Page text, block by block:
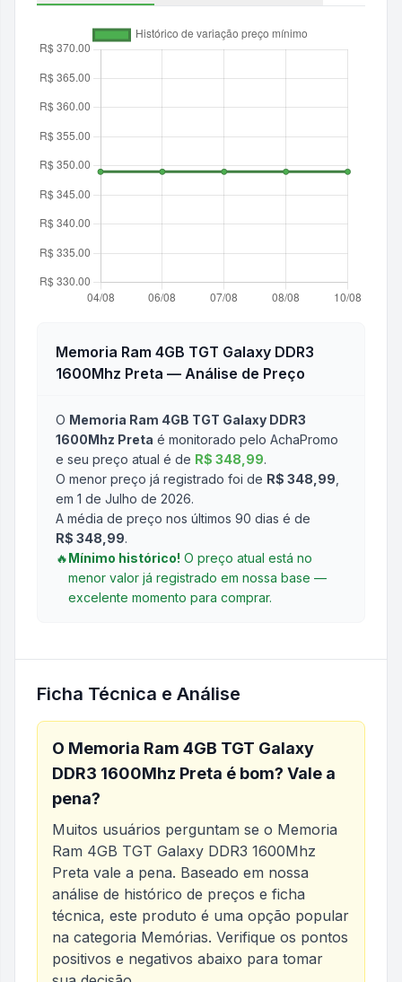
Memoria Ram 4GB TGT Galaxy DDR3
1600Mhz Preta — Análise de Preço
O Memoria Ram 4GB TGT Galaxy DDR3
1600Mhz Preta é monitorado pelo AchaPromo
e seu preço atual é de R$ 348,99.
O menor preço já registrado foi de R$ 348,99
em 1 de Julho de 2026.
A média de preço nos últimos 90 dias é de
R$ 348,99.
🔥Mínimo histórico! O preço atual está no
menor valor já registrado em nossa base —
excelente momento para comprar.
Ficha Técnica e Análise
O Memoria Ram 4GB TGT Galaxy
DDR3 1600Mhz Preta é bom? Vale a
pena?
Muitos usuários perguntam se o Memoria
Ram 4GB TGT Galaxy DDR3 1600Mhz
Preta vale a pena. Baseado em nossa
análise de histórico de preços e ficha
técnica, este produto é uma opção popular
na categoria Memórias. Verifique os pontos
positivos e negativos abaixo para tomar